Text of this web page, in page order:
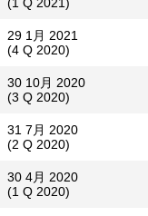
29 1月 2021
(4 Q 2020)
30 10月 2020
(3 Q 2020)
31 7月 2020
(2 Q 2020)
30 4月 2020
(1 Q 2020)